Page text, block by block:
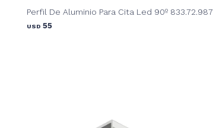
Perfil De Aluminio Para Cita Led 90º 833.72.987
USD 55